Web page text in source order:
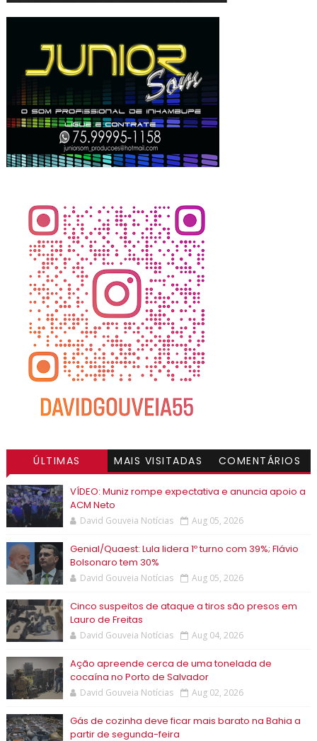
ÚLTIMAS MAIS VISITADAS COMENTÁRIOS
VÍDEO: Muniz rompe expectativa e anuncia apoio a
ACM Neto
David Gouveia Notícias Aug 05, 2026
Genial/Quaest: Lula lidera 1º turno com 39%; Flávio
Bolsonaro tem 30%
David Gouveia Notícias Aug 05, 2026
Cinco suspeitos de ataque a tiros são presos em
Lauro de Freitas
David Gouveia Notícias Aug 04, 2026
Ação apreende cerca de uma tonelada de
cocaína no Porto de Salvador
David Gouveia Notícias Aug 02, 2026
Gás de cozinha deve ficar mais barato na Bahia a
partir de segunda-feira